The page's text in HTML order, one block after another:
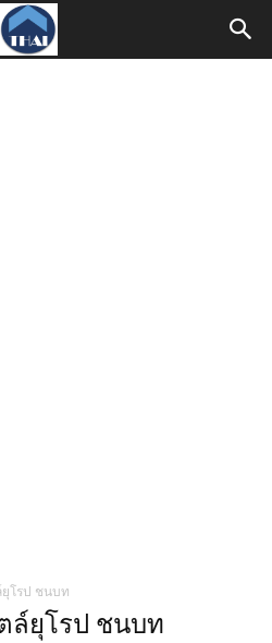
โรป ชนบท
ล์ยุโรป ชนบท